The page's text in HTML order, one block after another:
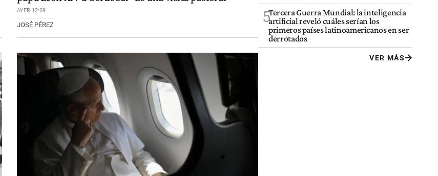
AYER 12:09
JOSÉ PÉREZ 5Tercera Guerra Mundial: la inteligencia
artificial reveló cuáles serían los
primeros países latinoamericanos en ser
derrotados
VER MÁS